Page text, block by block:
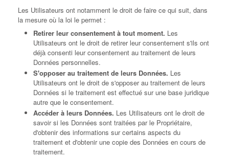
Les Utilisateurs ont notamment le droit de faire ce qui suit, dans
la mesure où la loi le permet :
Retirer leur consentement à tout moment. Les
Utilisateurs ont le droit de retirer leur consentement s'ils ont
déjà consenti leur consentement au traitement de leurs
Données personnelles.
S'opposer au traitement de leurs Données. Les
Utilisateurs ont le droit de s'opposer au traitement de leurs
Données si le traitement est effectué sur une base juridique
autre que le consentement.
Accéder à leurs Données. Les Utilisateurs ont le droit de
savoir si les Données sont traitées par le Propriétaire,
d'obtenir des informations sur certains aspects du
traitement et d'obtenir une copie des Données en cours de
traitement.